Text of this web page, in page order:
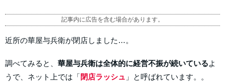
記事内に広告を含む場合があります。
近所の華屋与兵衛が閉店しました…。
調べてみると、 華屋与兵衛は全体的に経営不振が続いているよ
うで、ネット上では「 閉店ラッシュ 」と呼ばれています。。